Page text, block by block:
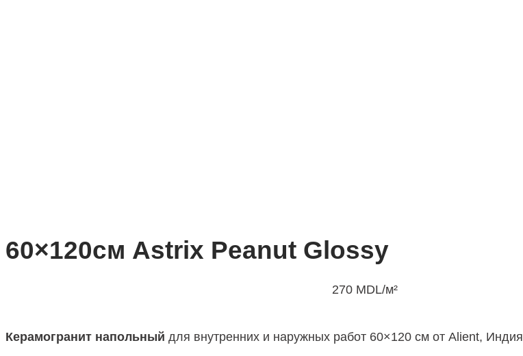
60×120см Astrix Peanut Glossy
270 MDL/м²
Керамогранит напольный для внутренних и наружных работ 60×120 см от Alient, Индия